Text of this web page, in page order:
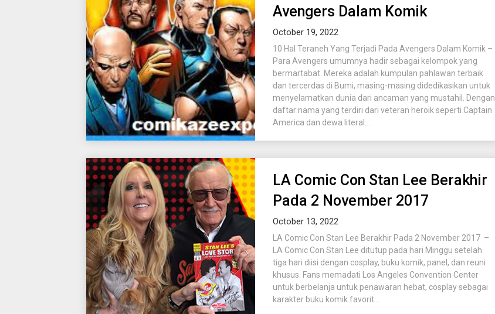
Avengers Dalam Komik
October 19, 2022
10 Hal Teraneh Yang Terjadi Pada Avengers Dalam Komik –
Para Avengers umumnya hadir sebagai kelompok yang
bermartabat. Mereka adalah kumpulan pahlawan terbaik
dan tercerdas di Bumi, masing-masing didedikasikan untuk
menyelamatkan dunia dari ancaman yang mustahil. Dengan
daftar nama yang terdiri dari veteran heroik seperti Captain
America dan dewa literal...
LA Comic Con Stan Lee Berakhir
Pada 2 November 2017
October 13, 2022
LA Comic Con Stan Lee Berakhir Pada 2 November 2017 –
LA Comic Con Stan Lee ditutup pada hari Minggu setelah
tiga hari diisi dengan cosplay, buku komik, panel, dan reuni
khusus. Fans memadati Los Angeles Convention Center
untuk berbelanja untuk penawaran hebat, cosplay sebagai
karakter buku komik favorit...